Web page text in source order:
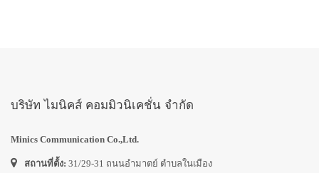
บริษัท ไมนิคส์ คอมมิวนิเคชั่น จำกัด
Minics Communication Co.,Ltd.
สถานที่ตั้ง: 31/29-31 ถนนอำมาตย์ ตำบลในเมือง